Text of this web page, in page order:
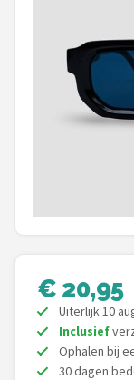
Kingseven
Sinner
Guess
Fako
Zonnebril
€ 20,95
Uiterlijk 10
Inclusief
Ophalen bij
30 dagen